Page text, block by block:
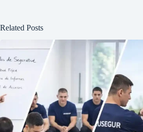
Related Posts